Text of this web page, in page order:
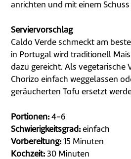
anrichten und mit einem
Serviervorschlag
Caldo Verde schmeckt am
in Portugal wird traditionell
dazu gereicht. Als vegetarische
Chorizo einfach weggelassen
geräucherten Tofu ersetzt
Portionen: 4-6
Schwierigkeitsgrad: einfach
Vorbereitung: 15 Minuten
Kochzeit: 30 Minuten